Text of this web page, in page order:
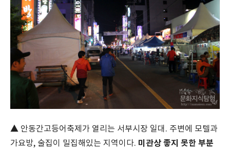
▲ 안동간고등어축제가 열리는 서부시장 일대. 주변에 모텔과
가요방, 술집이 밀집해있는 지역이다. 미관상 좋지 못한 부분